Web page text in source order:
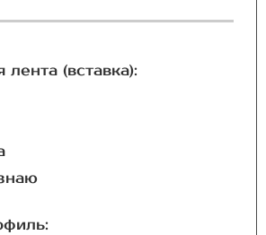
лента (вставка):